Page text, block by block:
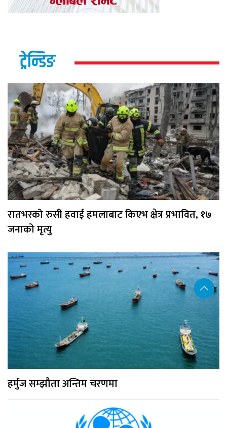
ट्रेन्डिङ
रातभरको रुसी हवाई हमलाबाट किएभ क्षेत्र प्रभावित, १७
जनाको मृत्यु
हर्मुज सम्झौता अन्तिम चरणमा